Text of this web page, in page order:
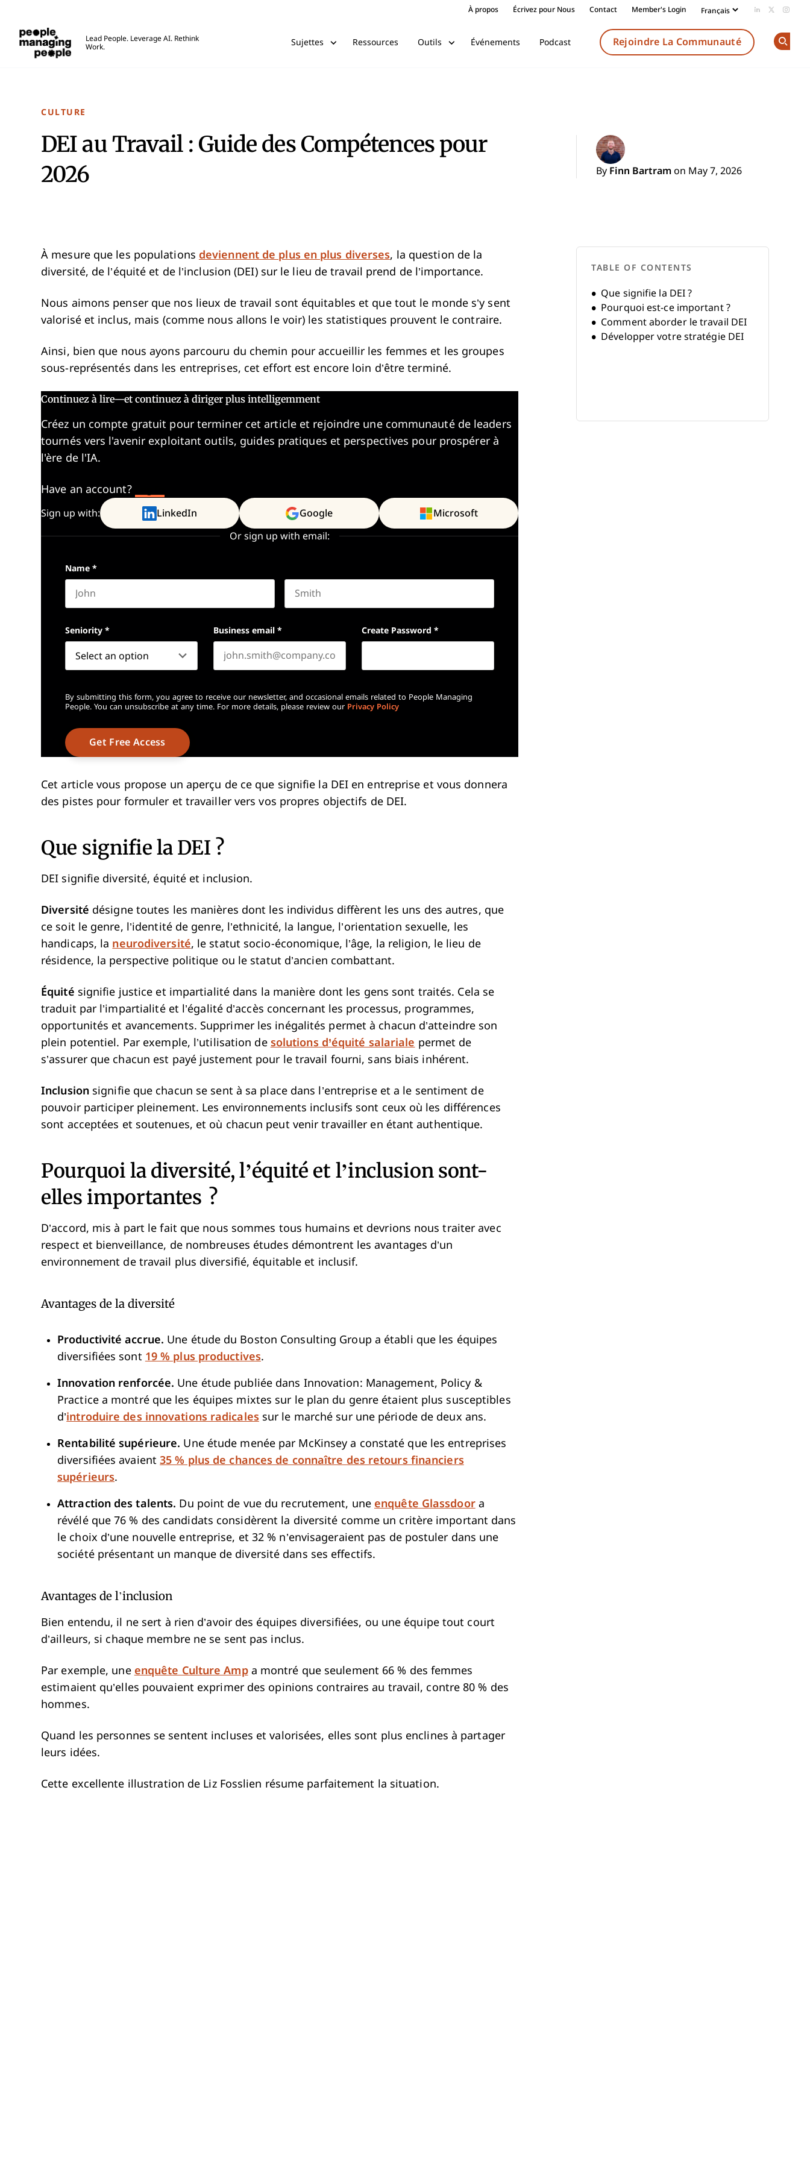
À propos Écrivez pour Nous Contact Member's Login Add us on
Follow
Lead People. Leverage AI. Rethink
Work.
Sujettes Ressources Outils Événements Podcast Rejoindre La Communauté
CULTURE
DEI au Travail : Guide des Compétences pour
2026
By Finn Bartram on May 7, 2026
À mesure que les populations deviennent de plus en plus diverses, la question de la
diversité, de l’équité et de l’inclusion (DEI) sur le lieu de travail prend de l’importance.
Nous aimons penser que nos lieux de travail sont équitables et que tout le monde s’y sent
valorisé et inclus, mais (comme nous allons le voir) les statistiques prouvent le contraire.
Ainsi, bien que nous ayons parcouru du chemin pour accueillir les femmes et les groupes
sous-représentés dans les entreprises, cet effort est encore loin d’être terminé.
Continuez à lire—et continuez à diriger plus intelligemment
Créez un compte gratuit pour terminer cet article et rejoindre une communauté de leaders
tournés vers l'avenir exploitant outils, guides pratiques et perspectives pour prospérer à
l'ère de l'IA.
Have an account?
Sign up with: LinkedIn Google Microsoft
Or sign up with email:
Name *
Seniority * Business email * Create Password *
By submitting this form, you agree to receive our newsletter, and occasional emails related to People Managing
People. You can unsubscribe at any time. For more details, please review our Privacy Policy
Cet article vous propose un aperçu de ce que signifie la DEI en entreprise et vous donnera
des pistes pour formuler et travailler vers vos propres objectifs de DEI.
Que signifie la DEI ?
DEI signifie diversité, équité et inclusion.
Diversité désigne toutes les manières dont les individus diffèrent les uns des autres, que
ce soit le genre, l’identité de genre, l’ethnicité, la langue, l’orientation sexuelle, les
handicaps, la neurodiversité, le statut socio-économique, l’âge, la religion, le lieu de
résidence, la perspective politique ou le statut d’ancien combattant.
Équité signifie justice et impartialité dans la manière dont les gens sont traités. Cela se
traduit par l’impartialité et l’égalité d’accès concernant les processus, programmes,
opportunités et avancements. Supprimer les inégalités permet à chacun d’atteindre son
plein potentiel. Par exemple, l’utilisation de solutions d’équité salariale permet de
s’assurer que chacun est payé justement pour le travail fourni, sans biais inhérent.
Inclusion signifie que chacun se sent à sa place dans l’entreprise et a le sentiment de
pouvoir participer pleinement. Les environnements inclusifs sont ceux où les différences
sont acceptées et soutenues, et où chacun peut venir travailler en étant authentique.
Pourquoi la diversité, l’équité et l’inclusion sont-
elles importantes ?
D’accord, mis à part le fait que nous sommes tous humains et devrions nous traiter avec
respect et bienveillance, de nombreuses études démontrent les avantages d’un
environnement de travail plus diversifié, équitable et inclusif.
Avantages de la diversité
Productivité accrue. Une étude du Boston Consulting Group a établi que les équipes
diversifiées sont 19 % plus productives.
Innovation renforcée. Une étude publiée dans Innovation: Management, Policy &
Practice a montré que les équipes mixtes sur le plan du genre étaient plus susceptibles
d’introduire des innovations radicales sur le marché sur une période de deux ans.
Rentabilité supérieure. Une étude menée par McKinsey a constaté que les entreprises
diversifiées avaient35 % plus de chances de connaître des retours financiers
supérieurs.
Attraction des talents. Du point de vue du recrutement, une enquête Glassdoora
révélé que 76 % des candidats considèrent la diversité comme un critère important dans
le choix d’une nouvelle entreprise, et 32 % n’envisageraient pas de postuler dans une
société présentant un manque de diversité dans ses effectifs.
Avantages de l’inclusion
Bien entendu, il ne sert à rien d’avoir des équipes diversifiées, ou une équipe tout court
d’ailleurs, si chaque membre ne se sent pas inclus.
Par exemple, une enquête Culture Ampa montré que seulement 66 % des femmes
estimaient qu’elles pouvaient exprimer des opinions contraires au travail, contre 80 % des
hommes.
Quand les personnes se sentent incluses et valorisées, elles sont plus enclines à partager
leurs idées.
Cette excellente illustration de Liz Fosslien résume parfaitement la situation.
TABLE OF CONTENTS
Que signifie la DEI ?
Pourquoi est-ce important ?
Comment aborder le travail DEI
Développer votre stratégie DEI